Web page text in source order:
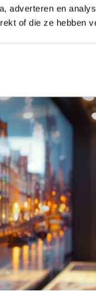
adverteren en
of die ze hebben
roer omgooit
het slim om